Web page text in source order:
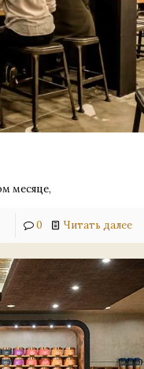
месяце,
0 Читать далее